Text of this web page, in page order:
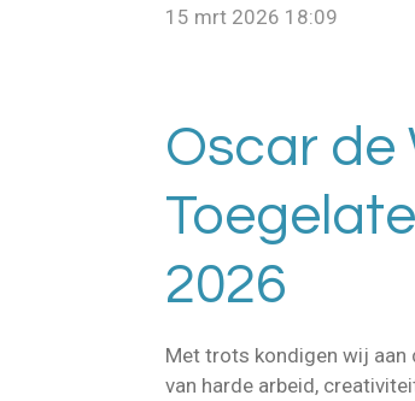
15 mrt 2026 18:09
Oscar de
2026
Met trots kondigen wij aan
van harde arbeid,